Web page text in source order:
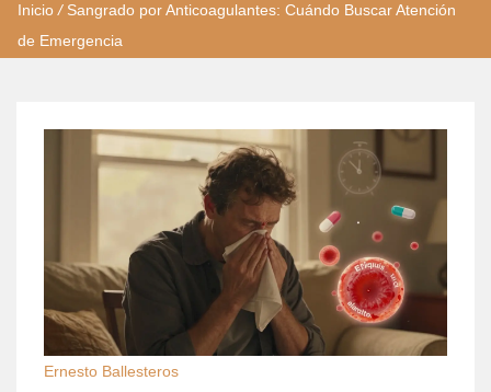
Inicio / Sangrado por Anticoagulantes: Cuándo Buscar Atención
de Emergencia
Ernesto Ballesteros